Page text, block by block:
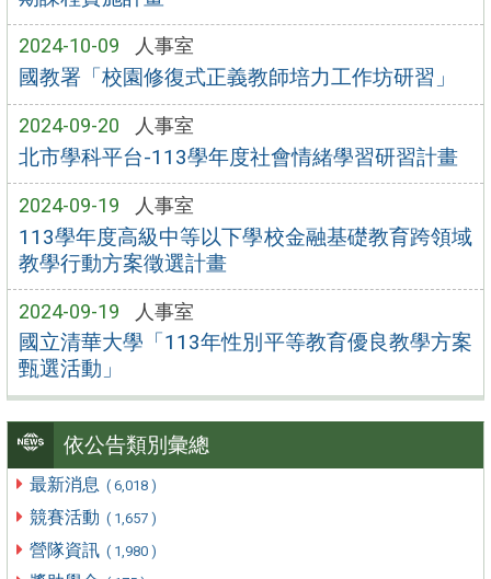
2024-10-09 人事室
國教署「校園修復式正義教師培力工作坊研習」
2024-09-20 人事室
北市學科平台-113學年度社會情緒學習研習計畫
2024-09-19 人事室
113學年度高級中等以下學校金融基礎教育跨領域
教學行動方案徵選計畫
2024-09-19 人事室
國立清華大學「113年性別平等教育優良教學方案
甄選活動」
依公告類別彙總
最新消息 ( 6,018 )
競賽活動 ( 1,657 )
營隊資訊 ( 1,980 )